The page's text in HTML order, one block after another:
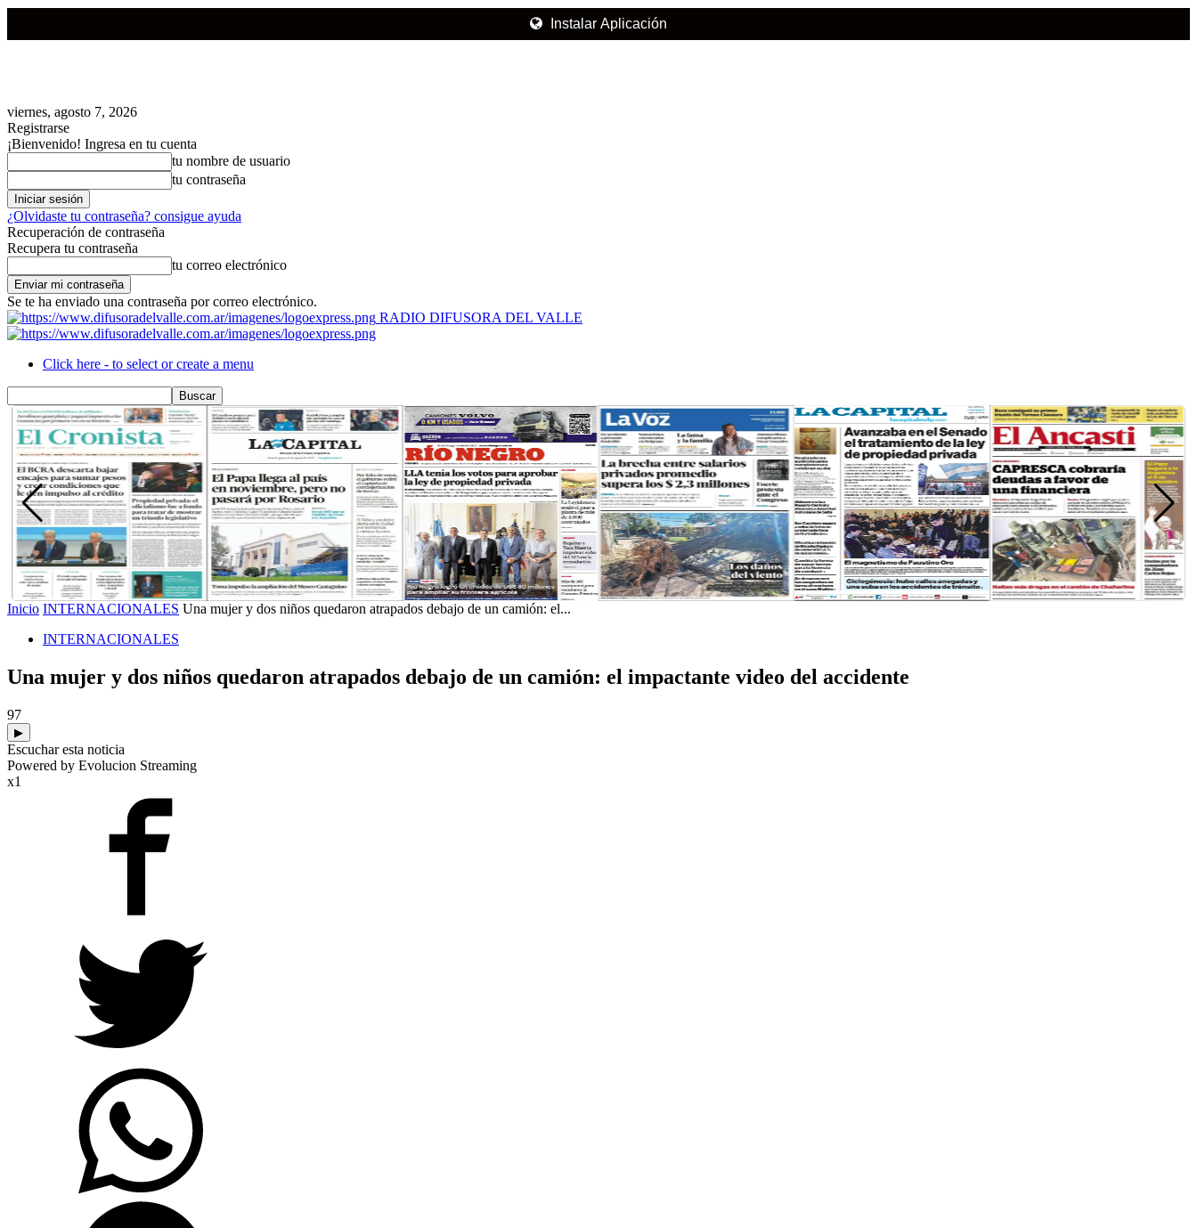
Instalar Aplicación
viernes, agosto 7, 2026
Registrarse
¡Bienvenido! Ingresa en tu cuenta
tu nombre de usuario
tu contraseña
¿Olvidaste tu contraseña? consigue ayuda
Recuperación de contraseña
Recupera tu contraseña
tu correo electrónico
Se te ha enviado una contraseña por correo electrónico.
RADIO DIFUSORA DEL VALLE
Click here - to select or create a menu
Inicio INTERNACIONALES Una mujer y dos niños quedaron atrapados debajo de un camión: el...
INTERNACIONALES
Una mujer y dos niños quedaron atrapados debajo de un camión: el impactante video del accidente
97
▶
Escuchar esta noticia
Powered by Evolucion Streaming
x1